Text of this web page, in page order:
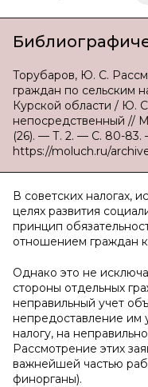
Торубаров, Ю. С.
граждан по сельским
Курской области / Ю.
непосредственный //
(26). — Т. 2. — С. 80-83.
https://moluch.ru/
В советских налогах,
целях развития
принцип
отношением граждан
Однако это не
стороны отдельных
неправильный учет
непредоставление им
налогу, на
Рассмотрение этих
важнейшей частью
финорганы).